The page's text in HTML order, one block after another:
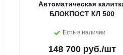
Автоматическая
БЛОКПОСТ КЛ 500
Есть в наличии
148 700 руб./шт